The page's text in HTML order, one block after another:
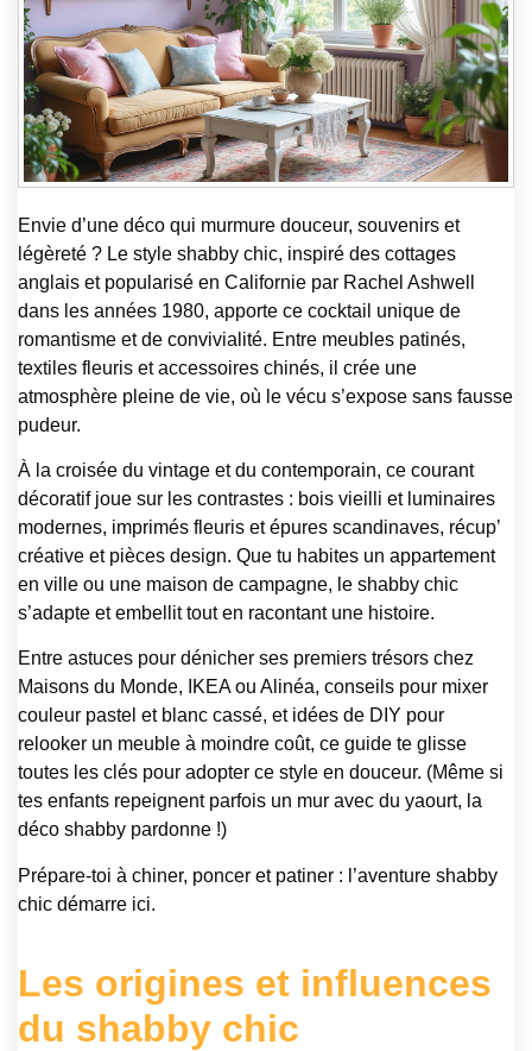
Envie d’une déco qui murmure douceur, souvenirs et
légèreté ? Le style shabby chic, inspiré des cottages
anglais et popularisé en Californie par Rachel Ashwell
dans les années 1980, apporte ce cocktail unique de
romantisme et de convivialité. Entre meubles patinés,
textiles fleuris et accessoires chinés, il crée une
atmosphère pleine de vie, où le vécu s’expose sans fausse
pudeur.
À la croisée du vintage et du contemporain, ce courant
décoratif joue sur les contrastes : bois vieilli et luminaires
modernes, imprimés fleuris et épures scandinaves, récup’
créative et pièces design. Que tu habites un appartement
en ville ou une maison de campagne, le shabby chic
s’adapte et embellit tout en racontant une histoire.
Entre astuces pour dénicher ses premiers trésors chez
Maisons du Monde, IKEA ou Alinéa, conseils pour mixer
couleur pastel et blanc cassé, et idées de DIY pour
relooker un meuble à moindre coût, ce guide te glisse
toutes les clés pour adopter ce style en douceur. (Même si
tes enfants repeignent parfois un mur avec du yaourt, la
déco shabby pardonne !)
Prépare-toi à chiner, poncer et patiner : l’aventure shabby
chic démarre ici.
Les origines et influences
du shabby chic